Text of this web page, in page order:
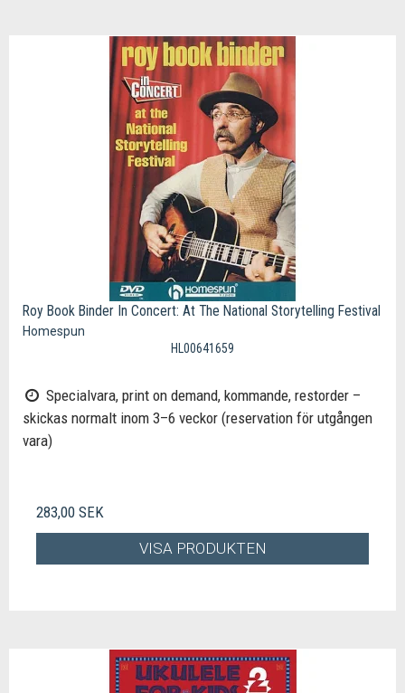
Roy Book Binder In Concert: At The National Storytelling Festival
Homespun
HL00641659
Specialvara, print on demand, kommande, restorder –
skickas normalt inom 3–6 veckor (reservation för utgången
vara)
283,00 SEK
VISA PRODUKTEN